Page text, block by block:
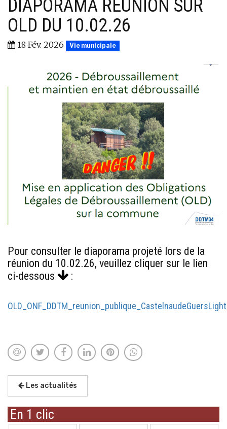
DIAPORAMA RÉUNION SUR
OLD DU 10.02.26
18 Fév. 2026 Vie municipale
Pour consulter le diaporama projeté lors de la
réunion du 10.02.26, veuillez cliquer sur le lien
ci-dessous
:
Les actualités
En 1 clic